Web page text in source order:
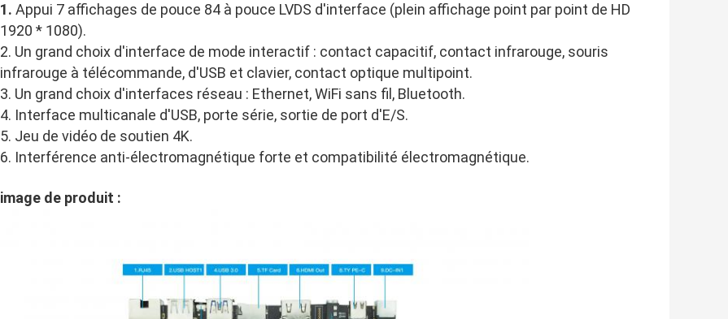
1. Appui 7 affichages de pouce 84 à pouce LVDS d'interface (plein affichage point par point de HD
1920 * 1080).
2. Un grand choix d'interface de mode interactif : contact capacitif, contact infrarouge, souris
infrarouge à télécommande, d'USB et clavier, contact optique multipoint.
3. Un grand choix d'interfaces réseau : Ethernet, WiFi sans fil, Bluetooth.
4. Interface multicanale d'USB, porte série, sortie de port d'E/S.
5. Jeu de vidéo de soutien 4K.
6. Interférence anti-électromagnétique forte et compatibilité électromagnétique.
image de produit :